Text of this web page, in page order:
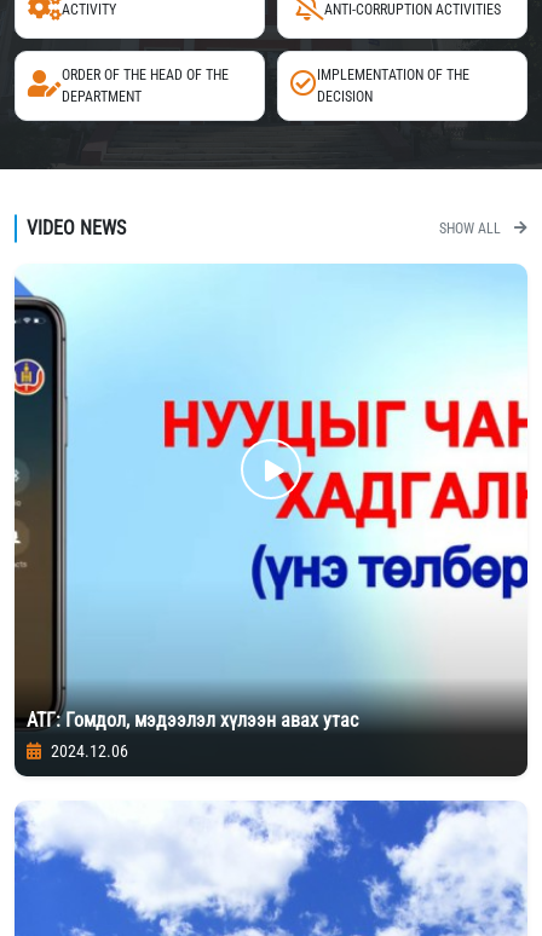
ACTIVITY ANTI-CORRUPTION ACTIVITIES
ORDER OF THE HEAD OF THE
DEPARTMENT
IMPLEMENTATION OF THE
DECISION
VIDEO NEWS SHOW ALL
АТГ: Гомдол, мэдээлэл хүлээн авах утас
2024.12.06